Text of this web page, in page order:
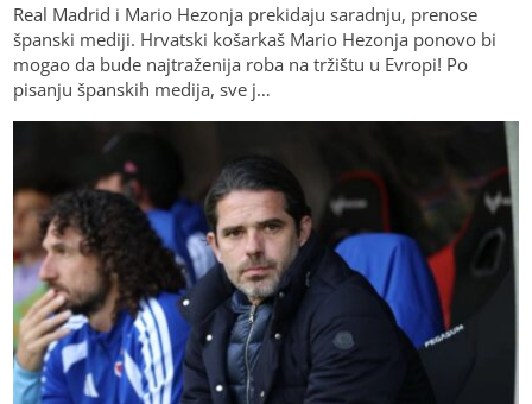
Real Madrid i Mario Hezonja prekidaju saradnju, prenose
španski mediji. Hrvatski košarkaš Mario Hezonja ponovo bi
mogao da bude najtraženija roba na tržištu u Evropi! Po
pisanju španskih medija, sve j…